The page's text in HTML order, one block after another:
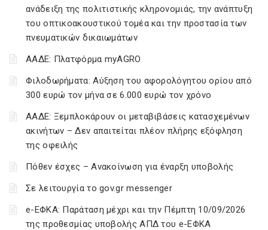
ανάδειξη της πολιτιστικής κληρονομιάς, την ανάπτυξη
του οπτικοακουστικού τομέα και την προστασία των
πνευματικών δικαιωμάτων
ΑΑΔΕ: Πλατφόρμα myAGRO
Φιλοδωρήματα: Αύξηση του αφορολόγητου ορίου από
300 ευρώ τον μήνα σε 6.000 ευρώ τον χρόνο
ΑΑΔΕ: Ξεμπλοκάρουν οι μεταβιβάσεις κατασχεμένων
ακινήτων – Δεν απαιτείται πλέον πλήρης εξόφληση
της οφειλής
Πόθεν έσχες – Ανακοίνωση για έναρξη υποβολής
Σε λειτουργία το gov.gr messenger
e-ΕΦΚΑ: Παράταση μέχρι και την Πέμπτη 10/09/2026
της προθεσμίας υποβολής ΑΠΔ του e-ΕΦΚΑ